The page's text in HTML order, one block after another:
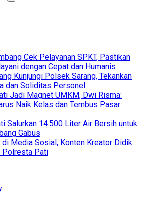
Cek Pelayanan SPKT, Pastikan
dengan Cepat dan Humanis
Kunjungi Polsek Sarang, Tekankan
dan Soliditas Personel
Jadi Magnet UMKM, Dwi Risma:
Naik Kelas dan Tembus Pasar
Salurkan 14.500 Liter Air Bersih untuk
Gabus
Media Sosial, Konten Kreator Didik
Polresta Pati